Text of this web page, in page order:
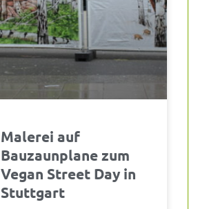
Malerei auf
Bauzaunplane zum
Vegan Street Day in
Stuttgart